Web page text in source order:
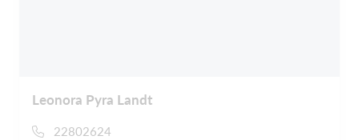
Leonora Pyra Landt
22802624